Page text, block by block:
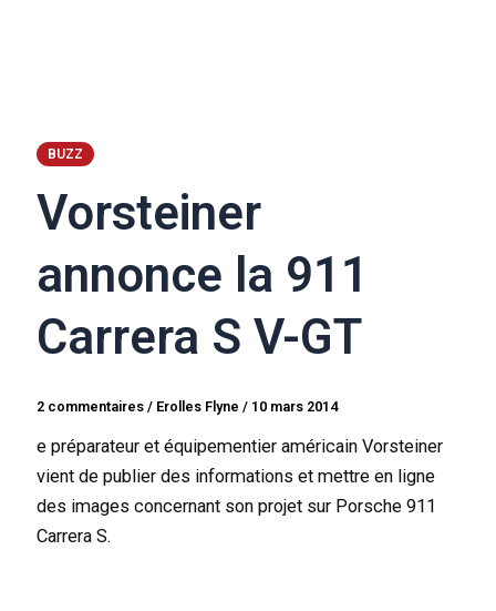
BUZZ
Vorsteiner
annonce la 911
Carrera S V-GT
2 commentaires / Erolles Flyne/ 10 mars 2014
e préparateur et équipementier américain Vorsteiner
vient de publier des informations et mettre en ligne
des images concernant son projet sur Porsche 911
Carrera S.